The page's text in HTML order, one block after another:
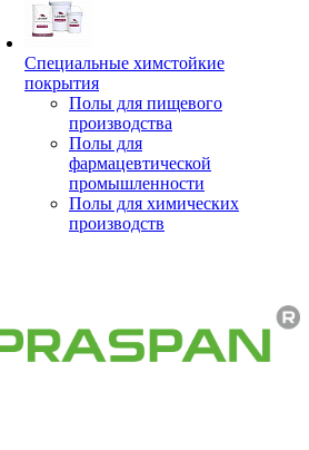
Специальные химстойкие
покрытия
Полы для пищевого
производства
Полы для
фармацевтической
промышленности
Полы для химических
производств